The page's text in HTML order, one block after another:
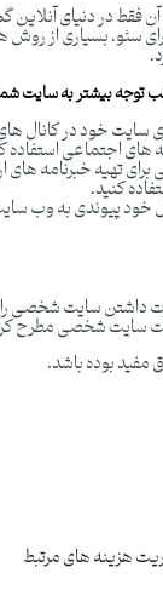
در دنیای آنلاین گم
سئو، بسیاری از روش
توجه بیشتر به سایت شما
سایت خود در کانال
های اجتماعی استفاده
برای تهیه خبرنامه های
کنید.
خود پیوندی به وب
سایت شخصی مطرح
بوده باشد.
هزینه های مرتبط